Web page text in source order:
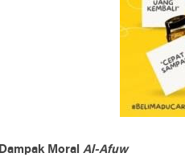
Dampak Moral Al-Afuw